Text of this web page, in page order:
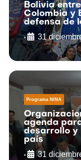
Bolivia
Colombia y
defensa de
• 31
Programa NINA
agenda
desarrollo y
país
• 31